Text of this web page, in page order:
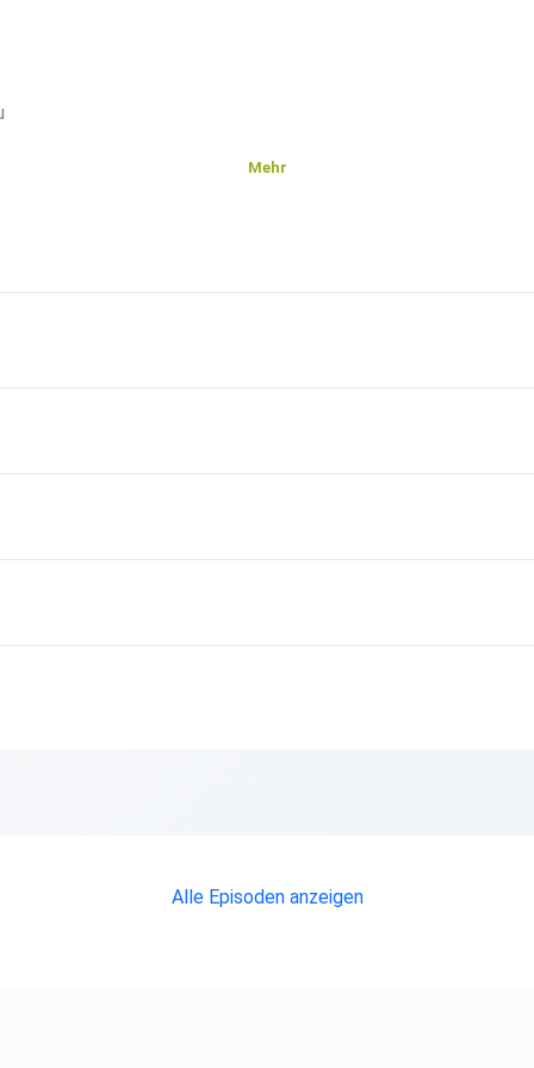
Mehr
Alle Episoden anzeigen